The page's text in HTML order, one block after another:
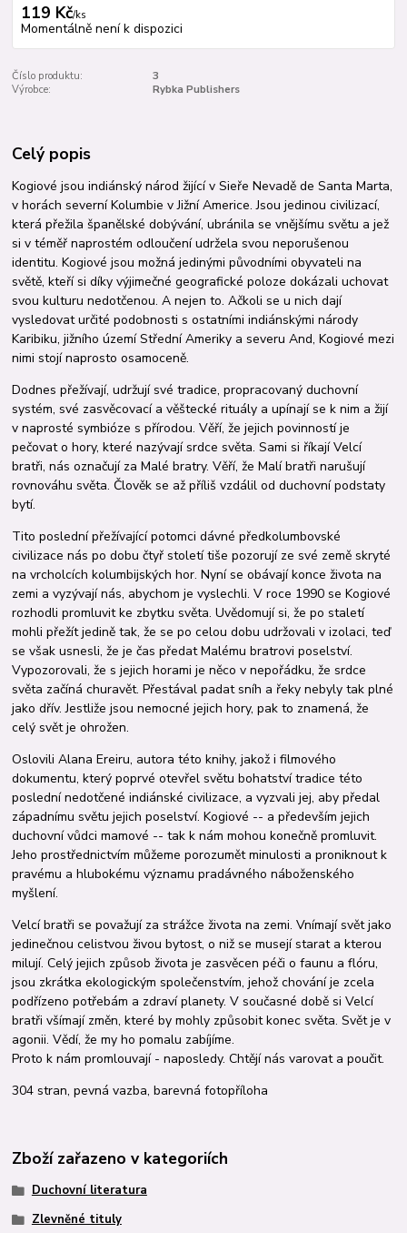
119 Kč/ks
Momentálně není k dispozici
Číslo produktu:
3
Výrobce:
Rybka Publishers
Celý popis
Kogiové jsou indiánský národ žijící v Sieře Nevadě de Santa Marta,
v horách severní Kolumbie v Jižní Americe. Jsou jedinou civilizací,
která přežila španělské dobývání, ubránila se vnějšímu světu a jež
si v téměř naprostém odloučení udržela svou neporušenou
identitu. Kogiové jsou možná jedinými původními obyvateli na
světě, kteří si díky výjimečné geografické poloze dokázali uchovat
svou kulturu nedotčenou. A nejen to. Ačkoli se u nich dají
vysledovat určité podobnosti s ostatními indiánskými národy
Karibiku, jižního území Střední Ameriky a severu And, Kogiové mezi
nimi stojí naprosto osamoceně.
Dodnes přežívají, udržují své tradice, propracovaný duchovní
systém, své zasvěcovací a věštecké rituály a upínají se k nim a žijí
v naprosté symbióze s přírodou. Věří, že jejich povinností je
pečovat o hory, které nazývají srdce světa. Sami si říkají Velcí
bratři, nás označují za Malé bratry. Věří, že Malí bratři narušují
rovnováhu světa. Člověk se až příliš vzdálil od duchovní podstaty
bytí.
Tito poslední přežívající potomci dávné předkolumbovské
civilizace nás po dobu čtyř století tiše pozorují ze své země skryté
na vrcholcích kolumbijských hor. Nyní se obávají konce života na
zemi a vyzývají nás, abychom je vyslechli. V roce 1990 se Kogiové
rozhodli promluvit ke zbytku světa. Uvědomují si, že po staletí
mohli přežít jedině tak, že se po celou dobu udržovali v izolaci, teď
se však usnesli, že je čas předat Malému bratrovi poselství.
Vypozorovali, že s jejich horami je něco v nepořádku, že srdce
světa začíná churavět. Přestával padat sníh a řeky nebyly tak plné
jako dřív. Jestliže jsou nemocné jejich hory, pak to znamená, že
celý svět je ohrožen.
Oslovili Alana Ereiru, autora této knihy, jakož i filmového
dokumentu, který poprvé otevřel světu bohatství tradice této
poslední nedotčené indiánské civilizace, a vyzvali jej, aby předal
západnímu světu jejich poselství. Kogiové -- a především jejich
duchovní vůdci mamové -- tak k nám mohou konečně promluvit.
Jeho prostřednictvím můžeme porozumět minulosti a proniknout k
pravému a hlubokému významu pradávného náboženského
myšlení.
Velcí bratři se považují za strážce života na zemi. Vnímají svět jako
jedinečnou celistvou živou bytost, o niž se musejí starat a kterou
milují. Celý jejich způsob života je zasvěcen péči o faunu a flóru,
jsou zkrátka ekologickým společenstvím, jehož chování je zcela
podřízeno potřebám a zdraví planety. V současné době si Velcí
bratři všímají změn, které by mohly způsobit konec světa. Svět je v
agonii. Vědí, že my ho pomalu zabíjíme.
Proto k nám promlouvají - naposledy. Chtějí nás varovat a poučit.
304 stran, pevná vazba, barevná fotopříloha
Zboží zařazeno v kategoriích
Duchovní literatura
Zlevněné tituly